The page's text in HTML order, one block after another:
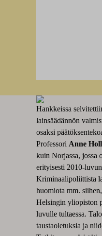
Hankkeissa
lainsäädännön
osaksi
Professori Anne
kuin Norjassa, jossa
erityisesti 2010-
Kriminaalipoliittista
huomiota mm.
Helsingin yliopiston
luvulle tultaessa.
taustaoletuksia ja